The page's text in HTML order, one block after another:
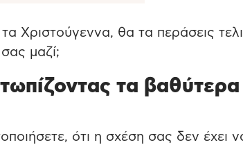
Χριστούγεννα, θα τα περάσεις
μαζί;
τα βαθύτερα
ότι η σχέση σας δεν έχει